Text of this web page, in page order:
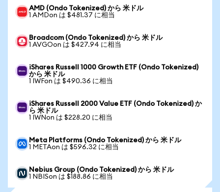
AMD (Ondo Tokenized) から 米ドル
1 AMDon は $481.37 に相当
Broadcom (Ondo Tokenized) から 米ドル
1 AVGOon は $427.94 に相当
iShares Russell 1000 Growth ETF (Ondo Tokenized)
から 米ドル
1 IWFon は $490.36 に相当
iShares Russell 2000 Value ETF (Ondo Tokenized) か
ら 米ドル
1 IWNon は $228.20 に相当
Meta Platforms (Ondo Tokenized) から 米ドル
1 METAon は $596.32 に相当
Nebius Group (Ondo Tokenized) から 米ドル
1 NBISon は $188.86 に相当